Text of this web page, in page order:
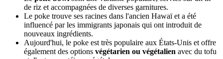
de riz et accompagnées de diverses garnitures.
Le poke trouve ses racines dans l'ancien Hawaï et a été
influencé par les immigrants japonais qui ont introduit de
nouveaux ingrédients.
Aujourd'hui, le poke est très populaire aux États-Unis et offre
également des options végétarien ou végétalien avec du tofu